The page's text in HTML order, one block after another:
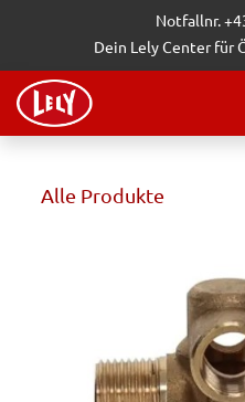
Zum Inhalt springenNotfallnr.
Dein Lely Center für
Alle Produkte